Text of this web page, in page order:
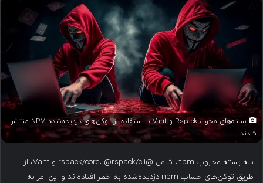
ی
م
ی
ل
بسته‌های مخرب Rspack و Vant با استفاده از توکن‌های دزدیده‌شده NPM منتشر
شدند.
سه بسته محبوب npm، شامل @rspack/core، @rspack/cli و Vant، از
طریق توکن‌های حساب npm دزدیده‌شده به خطر افتاده‌اند و این امر به